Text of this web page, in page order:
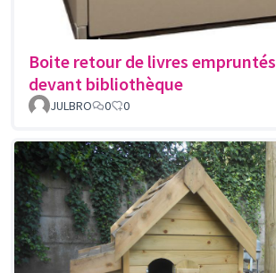
Boite retour de livres empruntés
devant bibliothèque
JULBRO 0 0